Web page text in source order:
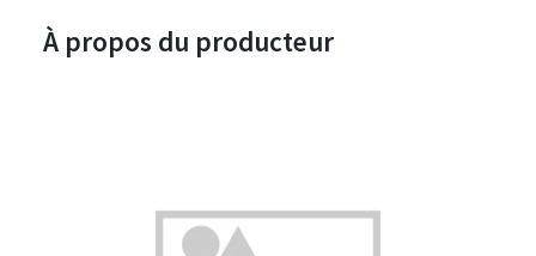
À propos du producteur